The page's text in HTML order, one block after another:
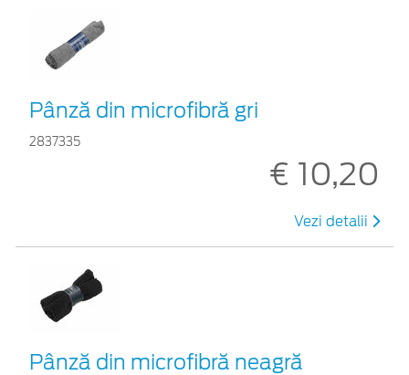
Pânză din microfibră gri
2837335
€ 10,20
Vezi detalii
Pânză din microfibră neagră